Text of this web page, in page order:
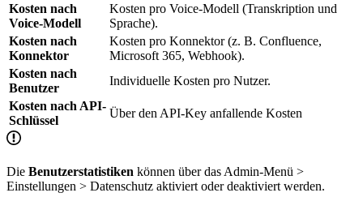
Kosten nach
Voice-Modell
Kosten pro Voice-Modell (Transkription und
Sprache).
Kosten nach
Konnektor
Kosten pro Konnektor (z. B. Confluence,
Microsoft 365, Webhook).
Kosten nach
Benutzer
Individuelle Kosten pro Nutzer.
Kosten nach API-
Schlüssel
Über den API-Key anfallende Kosten
Die Benutzerstatistiken können über das Admin-Menü >
Einstellungen > Datenschutz aktiviert oder deaktiviert werden.